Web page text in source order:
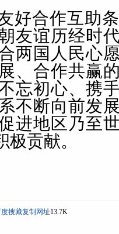
合作互助条
友谊历经时
两国人民心
、合作共赢
忘初心、携
不断向前发
进地区乃至
贡献。
搜藏复制网址13.7K